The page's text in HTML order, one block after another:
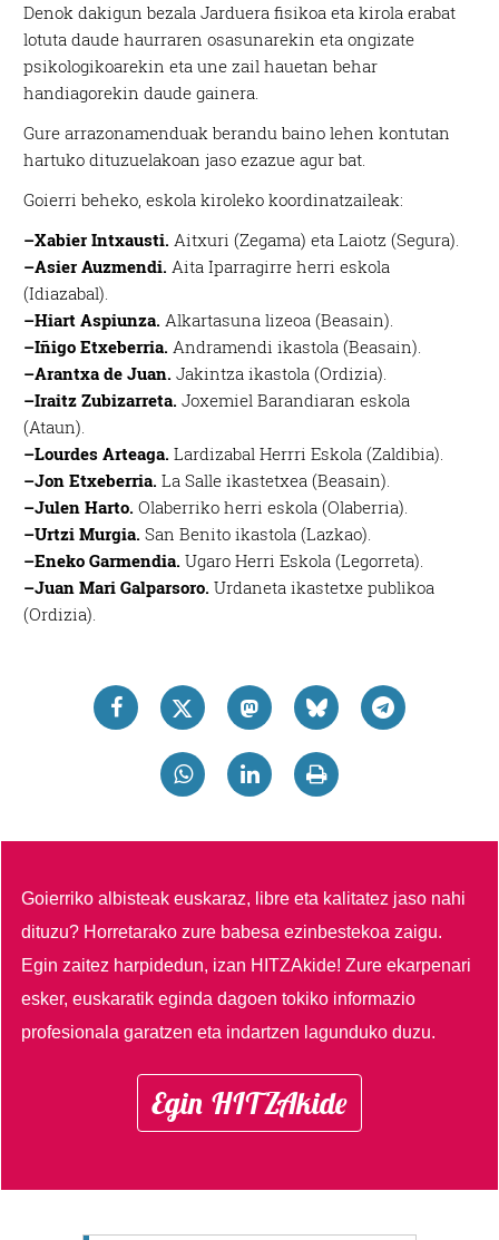
Denok dakigun bezala Jarduera fisikoa eta kirola erabat
lotuta daude haurraren osasunarekin eta ongizate
psikologikoarekin eta une zail hauetan behar
handiagorekin daude gainera.
Gure arrazonamenduak berandu baino lehen kontutan
hartuko dituzuelakoan jaso ezazue agur bat.
Goierri beheko, eskola kiroleko koordinatzaileak:
–Xabier Intxausti. Aitxuri (Zegama) eta Laiotz (Segura).
–Asier Auzmendi. Aita Iparragirre herri eskola
(Idiazabal).
–Hiart Aspiunza. Alkartasuna lizeoa (Beasain).
–Iñigo Etxeberria. Andramendi ikastola (Beasain).
–Arantxa de Juan. Jakintza ikastola (Ordizia).
–Iraitz Zubizarreta. Joxemiel Barandiaran eskola
(Ataun).
–Lourdes Arteaga. Lardizabal Herrri Eskola (Zaldibia).
–Jon Etxeberria. La Salle ikastetxea (Beasain).
–Julen Harto. Olaberriko herri eskola (Olaberria).
–Urtzi Murgia. San Benito ikastola (Lazkao).
–Eneko Garmendia. Ugaro Herri Eskola (Legorreta).
–Juan Mari Galparsoro. Urdaneta ikastetxe publikoa
(Ordizia).
Goierriko albisteak euskaraz, libre eta kalitatez jaso nahi
dituzu? Horretarako zure babesa ezinbestekoa zaigu.
Egin zaitez harpidedun, izan HITZAkide!Zure ekarpenari
esker, euskaratik eginda dagoen tokiko informazio
profesionala garatzen eta indartzen lagunduko duzu.
Egin HITZAkide